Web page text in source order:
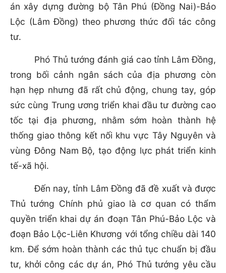
án xây dựng đường bộ Tân Phú (Đồng Nai)-Bảo
Lộc (Lâm Đồng) theo phương thức đối tác công
tư.
Phó Thủ tướng đánh giá cao tỉnh Lâm Đồng,
trong bối cảnh ngân sách của địa phương còn
hạn hẹp nhưng đã rất chủ động, chung tay, góp
sức cùng Trung ương triển khai đầu tư đường cao
tốc tại địa phương, nhằm sớm hoàn thành hệ
thống giao thông kết nối khu vực Tây Nguyên và
vùng Đông Nam Bộ, tạo động lực phát triển kinh
tế-xã hội.
Đến nay, tỉnh Lâm Đồng đã đề xuất và được
Thủ tướng Chính phủ giao là cơ quan có thẩm
quyền triển khai dự án đoạn Tân Phú-Bảo Lộc và
đoạn Bảo Lộc-Liên Khương với tổng chiều dài 140
km. Để sớm hoàn thành các thủ tục chuẩn bị đầu
tư, khởi công các dự án, Phó Thủ tướng yêu cầu